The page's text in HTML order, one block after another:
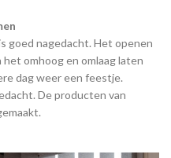
goed nagedacht. Het openen
omhoog en omlaag laten
dag weer een feestje.
De producten van